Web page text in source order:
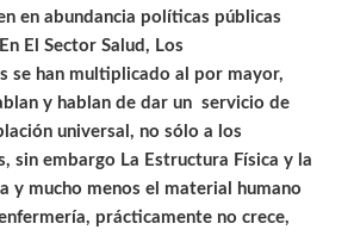
en abundancia políticas públicas
El Sector Salud, Los
se han multiplicado al por mayor,
y hablan de dar un servicio de
universal, no sólo a los
sin embargo La Estructura Física y la
y mucho menos el material humano
prácticamente no crece,